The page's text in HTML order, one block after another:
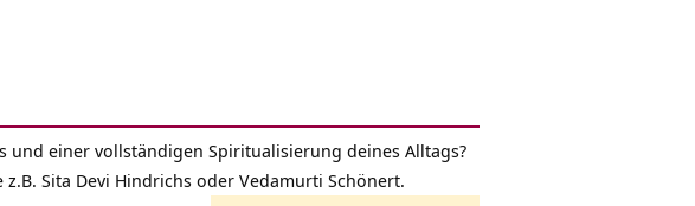
und einer vollständigen Spiritualisierung deines Alltags?
Sita Devi Hindrichs oder Vedamurti Schönert.